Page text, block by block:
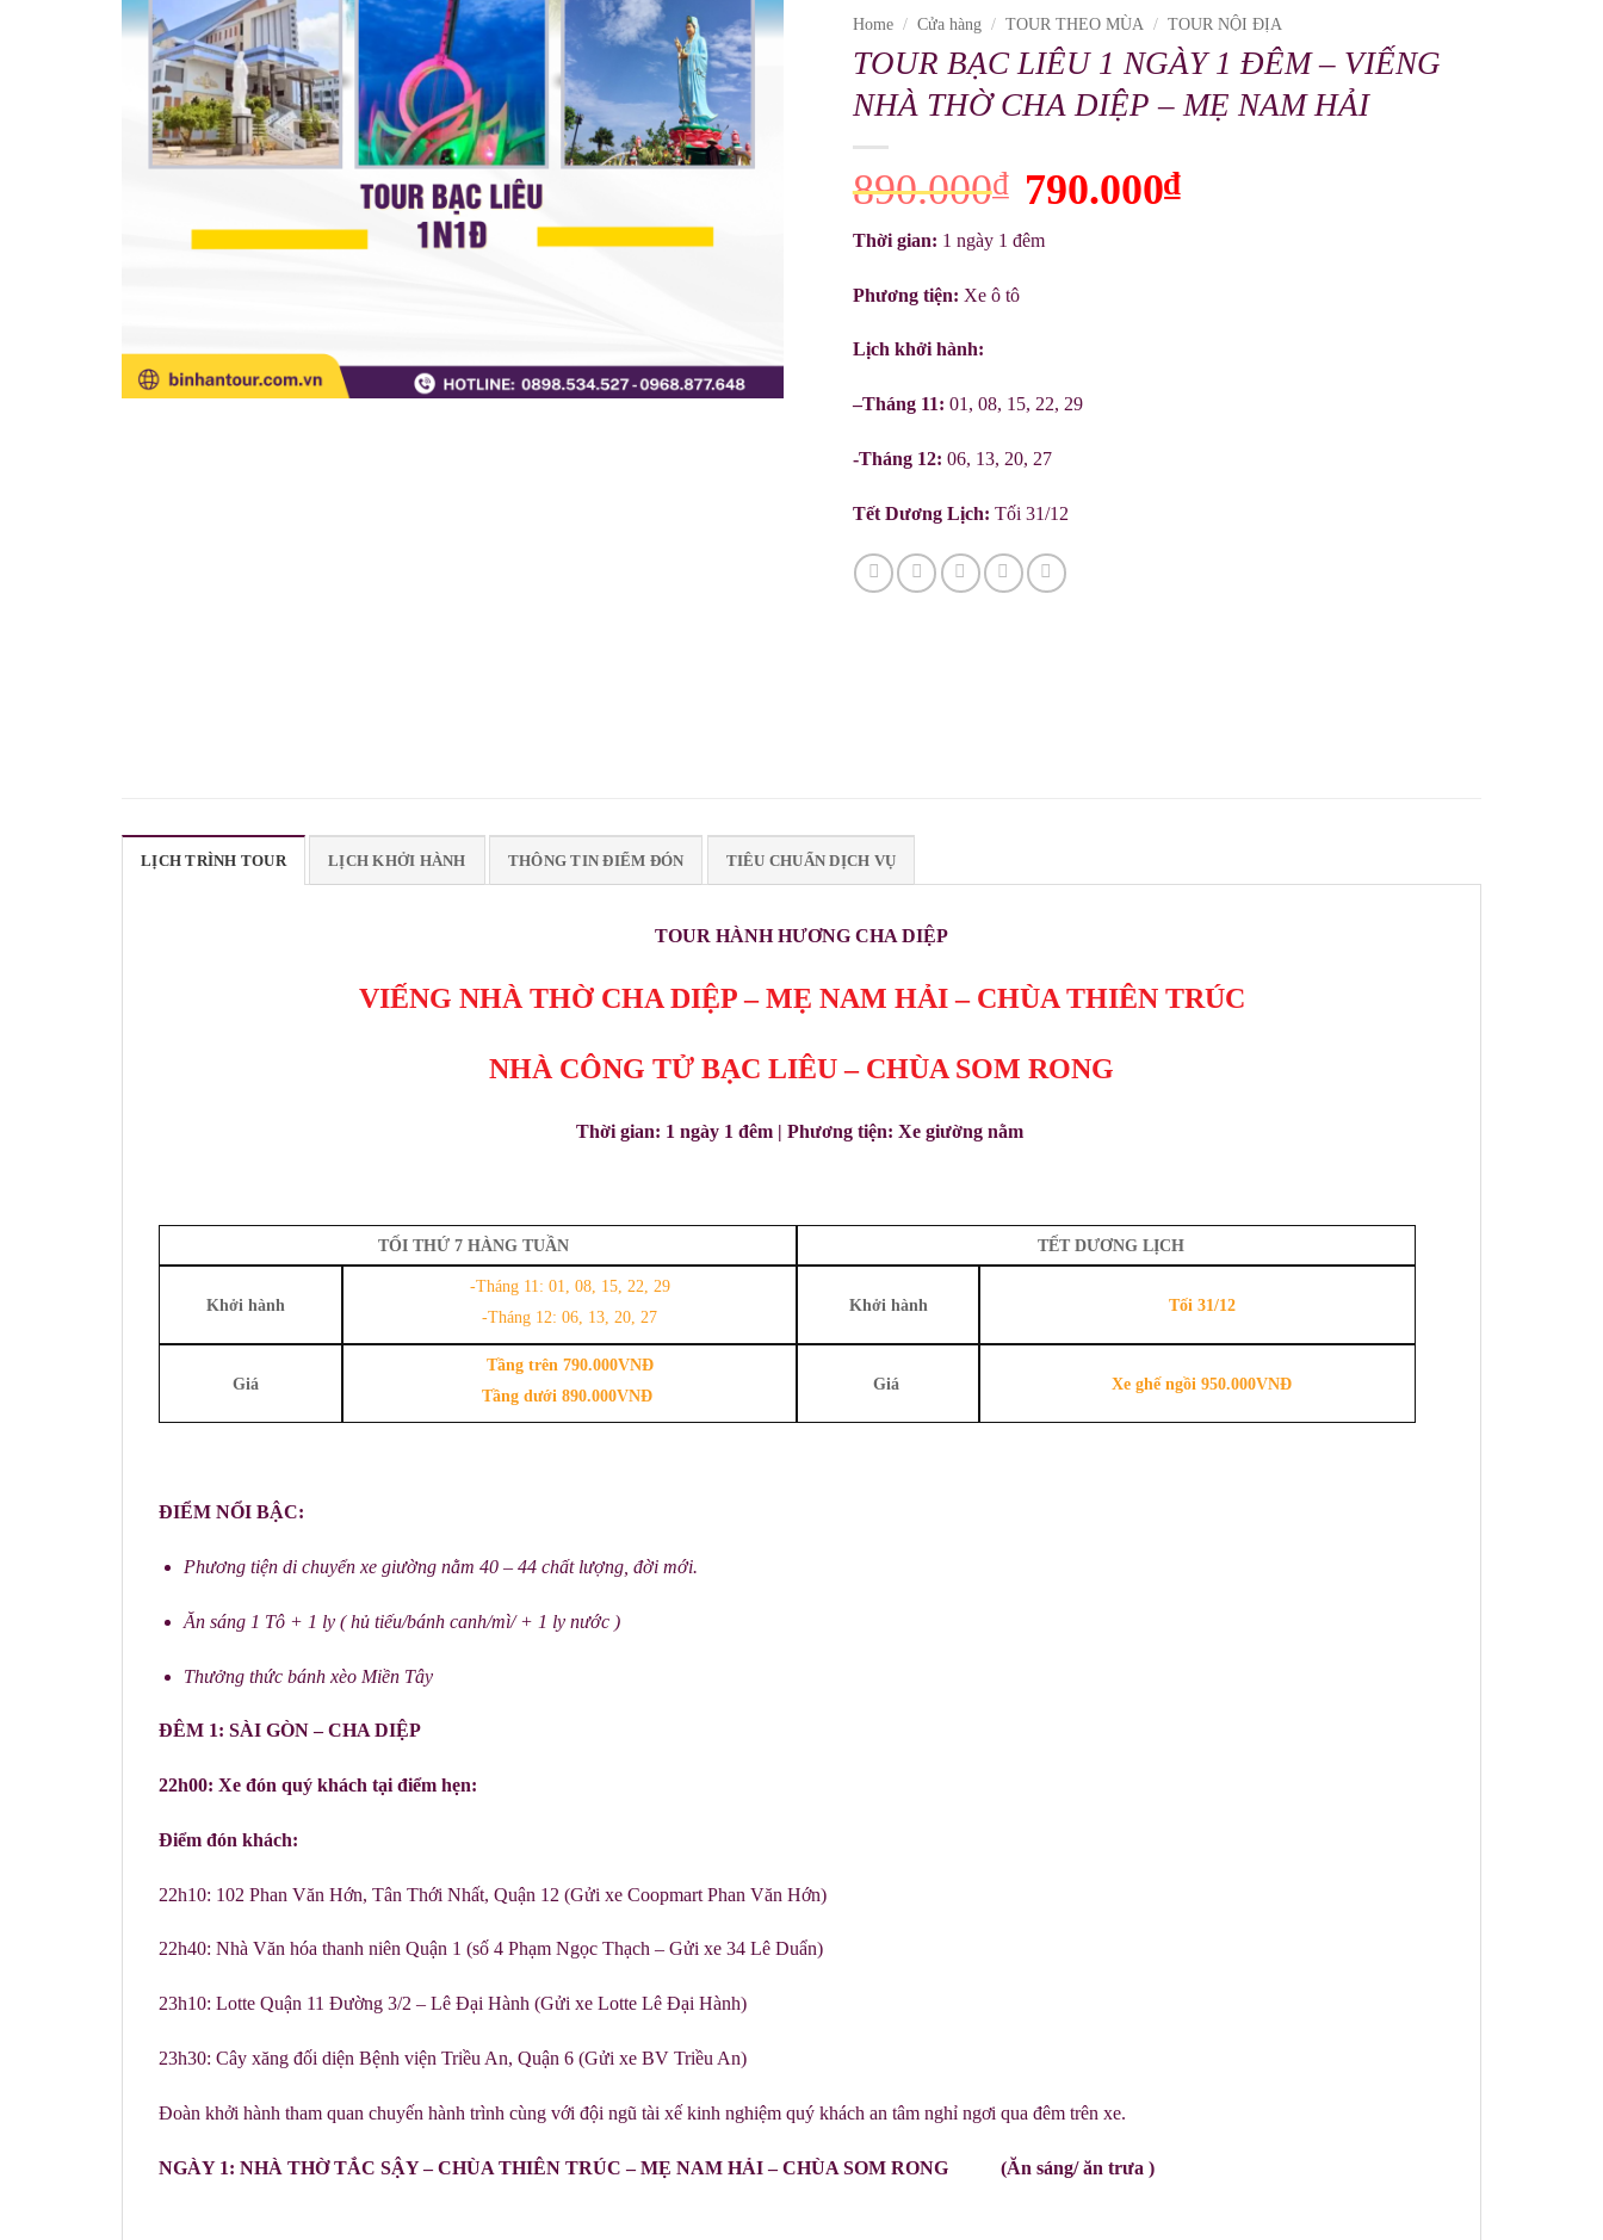
Home / Cửa hàng / TOUR THEO MÙA / TOUR NỘI ĐỊA
TOUR BẠC LIÊU 1 NGÀY 1 ĐÊM – VIẾNG
NHÀ THỜ CHA DIỆP – MẸ NAM HẢI
890.000₫ Original
price
was:
790.000₫Current
price
Thời gian: 1 ngày 1 đêm
Phương tiện: Xe ô tô
Lịch khởi hành:
–Tháng 11: 01, 08, 15, 22, 29
-Tháng 12: 06, 13, 20, 27
Tết Dương Lịch: Tối 31/12
LỊCH TRÌNH TOUR LỊCH KHỞI HÀNH THÔNG TIN ĐIỂM ĐÓN TIÊU CHUẨN DỊCH VỤ
TOUR HÀNH HƯƠNG CHA DIỆP
VIẾNG NHÀ THỜ CHA DIỆP – MẸ NAM HẢI – CHÙA THIÊN TRÚC
NHÀ CÔNG TỬ BẠC LIÊU – CHÙA SOM RONG
Thời gian: 1 ngày 1 đêm | Phương tiện: Xe giường nằm
TỐI THỨ 7 HÀNG TUẦN TẾT DƯƠNG LỊCH
Khởi hành
-Tháng 11: 01, 08, 15, 22, 29
-Tháng 12: 06, 13, 20, 27
Khởi hành Tối 31/12
Giá
Tầng trên 790.000VNĐ
Tầng dưới 890.000VNĐ
Giá Xe ghế ngồi 950.000VNĐ
ĐIỂM NỔI BẬC:
Phương tiện di chuyển xe giường nằm 40 – 44 chất lượng, đời mới.
Ăn sáng 1 Tô + 1 ly ( hủ tiếu/bánh canh/mì/ + 1 ly nước )
Thưởng thức bánh xèo Miền Tây
ĐÊM 1: SÀI GÒN – CHA DIỆP
22h00: Xe đón quý khách tại điểm hẹn:
Điểm đón khách:
22h10: 102 Phan Văn Hớn, Tân Thới Nhất, Quận 12 (Gửi xe Coopmart Phan Văn Hớn)
22h40: Nhà Văn hóa thanh niên Quận 1 (số 4 Phạm Ngọc Thạch – Gửi xe 34 Lê Duẩn)
23h10: Lotte Quận 11 Đường 3/2 – Lê Đại Hành (Gửi xe Lotte Lê Đại Hành)
23h30: Cây xăng đối diện Bệnh viện Triều An, Quận 6 (Gửi xe BV Triều An)
Đoàn khởi hành tham quan chuyến hành trình cùng với đội ngũ tài xế kinh nghiệm quý khách an tâm nghỉ ngơi qua đêm trên xe.
NGÀY 1: NHÀ THỜ TẮC SẬY – CHÙA THIÊN TRÚC – MẸ NAM HẢI – CHÙA SOM RONG (Ăn sáng/ ăn trưa )